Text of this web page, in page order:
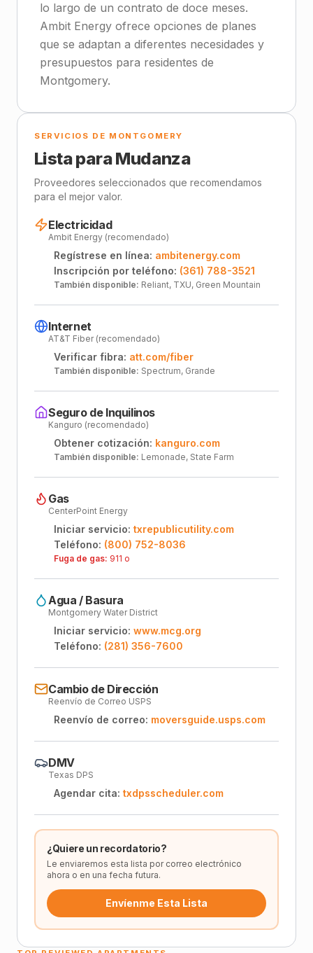
lo largo de un contrato de doce meses.
Ambit Energy ofrece opciones de planes
que se adaptan a diferentes necesidades y
presupuestos para residentes de
Montgomery.
SERVICIOS DE MONTGOMERY
Lista para Mudanza
Proveedores seleccionados que recomendamos
para el mejor valor.
Electricidad
Ambit Energy (recomendado)
Regístrese en línea: ambitenergy.com
Inscripción por teléfono: (361) 788-3521
También disponible: Reliant, TXU, Green Mountain
Internet
AT&T Fiber (recomendado)
Verificar fibra: att.com/fiber
También disponible: Spectrum, Grande
Seguro de Inquilinos
Kanguro (recomendado)
Obtener cotización: kanguro.com
También disponible: Lemonade, State Farm
Gas
CenterPoint Energy
Iniciar servicio: txrepublicutility.com
Teléfono: (800) 752-8036
Fuga de gas: 911 o
Agua / Basura
Montgomery Water District
Iniciar servicio: www.mcg.org
Teléfono: (281) 356-7600
Cambio de Dirección
Reenvío de Correo USPS
Reenvío de correo: moversguide.usps.com
DMV
Texas DPS
Agendar cita: txdpsscheduler.com
¿Quiere un recordatorio?
Le enviaremos esta lista por correo electrónico
ahora o en una fecha futura.
Envíenme Esta Lista